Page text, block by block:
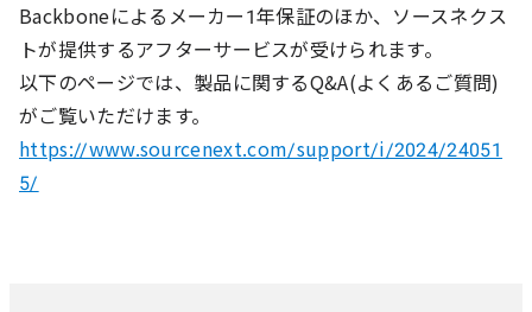
Backboneによるメーカー1年保証のほか、ソースネクス
トが提供するアフターサービスが受けられます。
以下のページでは、製品に関するQ&A(よくあるご質問)
がご覧いただけます。
https://www.sourcenext.com/support/i/2024/24051
5/